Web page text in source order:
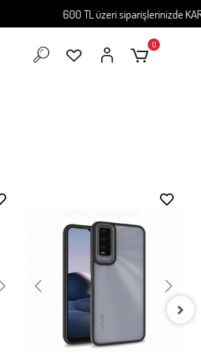
600 TL üzeri siparişlerinizde KARGO
0